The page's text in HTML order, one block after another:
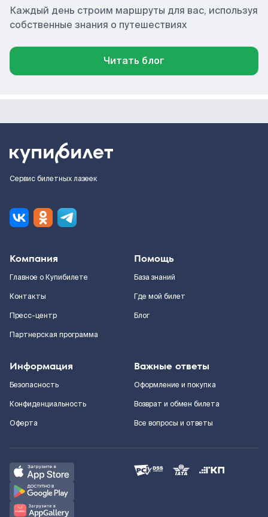
Каждый день строим маршруты для вас, используя
собственные знания о путешествиях
Читать блог
Сервис билетных лазеек
Компания
Главное о Купибилете
Контакты
Пресс-центр
Партнерская программа
Помощь
База знаний
Где мой билет
Блог
Информация
Безопасность
Конфиденциальность
Оферта
Важные ответы
Оформление и покупка
Возврат и обмен билета
Все вопросы и ответы